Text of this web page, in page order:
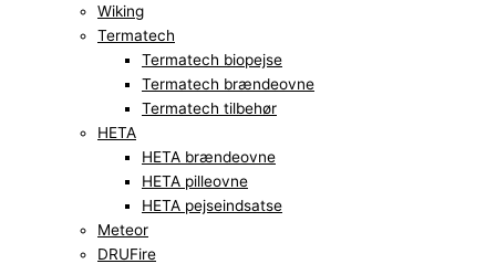
Wiking
Termatech
Termatech biopejse
Termatech brændeovne
Termatech tilbehør
HETA
HETA brændeovne
HETA pilleovne
HETA pejseindsatse
Meteor
DRUFire